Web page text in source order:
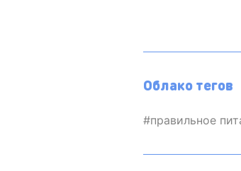
Облако тегов
правильное